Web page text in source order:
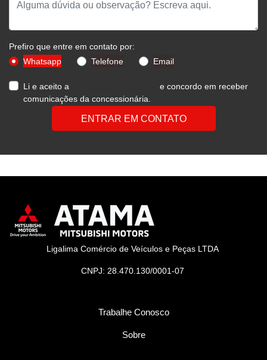
Prefiro que entre em contato por:
Whatsapp
Telefone Email
Li e aceito a
e concordo em receber
comunicações da concessionária.
ENTRAR EM CONTATO
Ligalima Comércio de Veículos e Peças LTDA
CNPJ: 28.470.130/0001-07
Trabalhe Conosco
Sobre